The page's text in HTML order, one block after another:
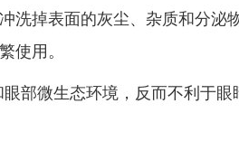
洗掉表面的灰尘、杂质和分
使用。
部微生态环境，反而不利于